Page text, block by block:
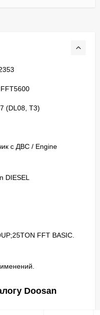
(DL08, T3)
с ДВС / Engine
DIESEL
FFT BASIC.
Doosan